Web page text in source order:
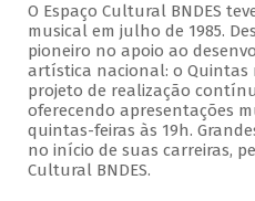
O Espaço Cultural BNDES
musical em julho de 1985.
pioneiro no apoio ao
artística nacional: o Quintas
projeto de realização
oferecendo apresentações
quintas-feiras às 19h.
no início de suas carreiras,
Cultural BNDES.